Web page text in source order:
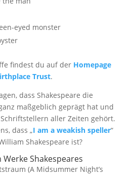
eyed monster
findest du auf der Homepage
Trust.
dass Shakespeare die
maßgeblich geprägt hat und
aller Zeiten gehört.
dass „I am a weakish speller“
Shakespeare ist?
Shakespeares
(A Midsummer Night’s